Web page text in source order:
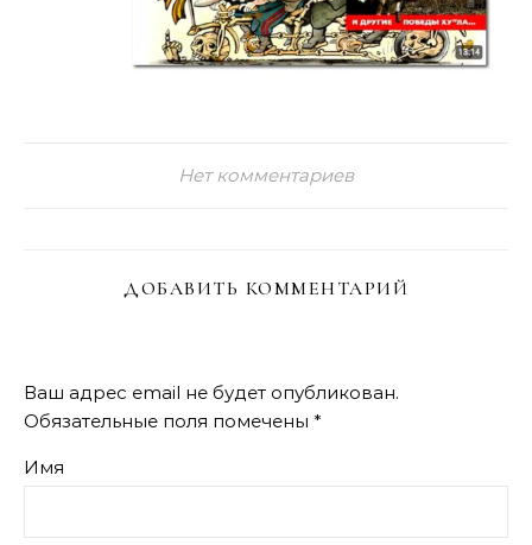
Нет комментариев
ДОБАВИТЬ КОММЕНТАРИЙ
Ваш адрес email не будет опубликован.
Обязательные поля помечены *
Имя